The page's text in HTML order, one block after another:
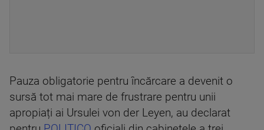
Pauza obligatorie pentru încărcare a devenit o
sursă tot mai mare de frustrare pentru unii
apropiați ai Ursulei von der Leyen, au declarat